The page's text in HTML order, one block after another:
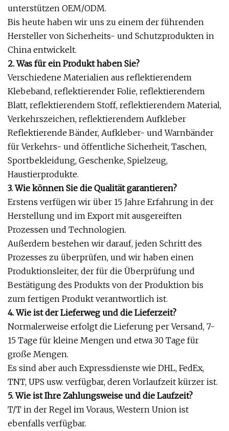
unterstützen OEM/ODM.
Bis heute haben wir uns zu einem der führenden
Hersteller von Sicherheits- und Schutzprodukten in
China entwickelt.
2. Was für ein Produkt haben Sie?
Verschiedene Materialien aus reflektierendem
Klebeband, reflektierender Folie, reflektierendem
Blatt, reflektierendem Stoff, reflektierendem Material,
Verkehrszeichen, reflektierendem Aufkleber
Reflektierende Bänder, Aufkleber- und Warnbänder
für Verkehrs- und öffentliche Sicherheit, Taschen,
Sportbekleidung, Geschenke, Spielzeug,
Haustierprodukte.
3. Wie können Sie die Qualität garantieren?
Erstens verfügen wir über 15 Jahre Erfahrung in der
Herstellung und im Export mit ausgereiften
Prozessen und Technologien.
Außerdem bestehen wir darauf, jeden Schritt des
Prozesses zu überprüfen, und wir haben einen
Produktionsleiter, der für die Überprüfung und
Bestätigung des Produkts von der Produktion bis
zum fertigen Produkt verantwortlich ist.
4. Wie ist der Lieferweg und die Lieferzeit?
Normalerweise erfolgt die Lieferung per Versand, 7-
15 Tage für kleine Mengen und etwa 30 Tage für
große Mengen.
Es sind aber auch Expressdienste wie DHL, FedEx,
TNT, UPS usw. verfügbar, deren Vorlaufzeit kürzer ist.
5. Wie ist Ihre Zahlungsweise und die Laufzeit?
T/T in der Regel im Voraus, Western Union ist
ebenfalls verfügbar.